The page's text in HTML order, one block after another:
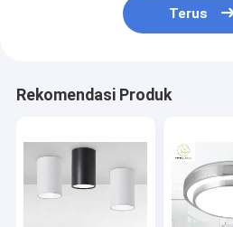
Terus
Rekomendasi Produk